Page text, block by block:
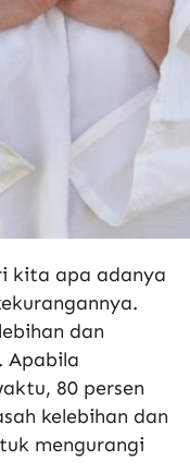
kita apa adanya
dan
Apabila
80 persen
kelebihan dan
mengurangi